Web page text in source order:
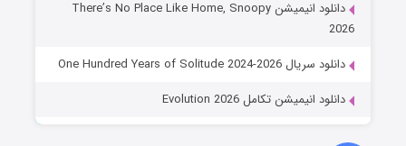
دانلود انیمیشن There’s No Place Like Home, Snoopy
2026
دانلود سریال One Hundred Years of Solitude 2024-2026
دانلود انیمیشن تکامل Evolution 2026